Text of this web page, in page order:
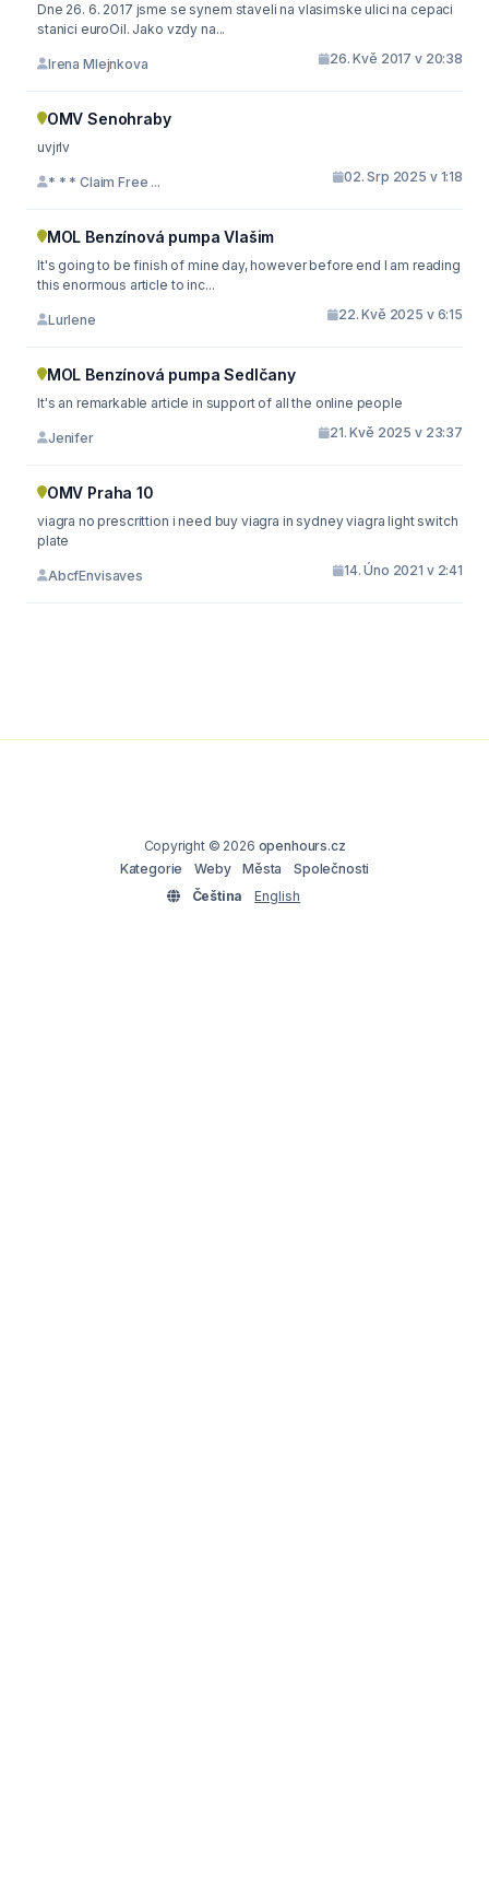
Dne 26. 6. 2017 jsme se synem staveli na vlasimske ulici na cepaci
stanici euroOil. Jako vzdy na...
Irena Mlejnkova 26. Kvě 2017 v 20:38
OMV Senohraby
uvjrlv
* * * Claim Free ... 02. Srp 2025 v 1:18
MOL Benzínová pumpa Vlašim
It's going to be finish of mine day, however before end I am reading
this enormous article to inc...
Lurlene 22. Kvě 2025 v 6:15
MOL Benzínová pumpa Sedlčany
It's an remarkable article in support of all the online people
Jenifer 21. Kvě 2025 v 23:37
OMV Praha 10
viagra no prescrittion i need buy viagra in sydney viagra light switch
plate
AbcfEnvisaves 14. Úno 2021 v 2:41
Copyright © 2026 openhours.cz
Kategorie
Weby Města
Společnosti
Čeština
English